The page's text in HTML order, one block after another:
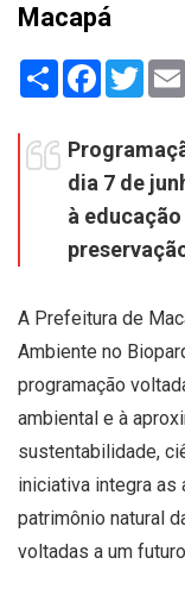
Macapá
Share Facebook
dia 7 de
à
A Prefeitura de
Ambiente no
programação
ambiental e à
sustentabilidade,
iniciativa integra
patrimônio natural
voltadas a um